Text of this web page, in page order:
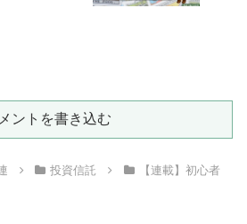
ントを書き込む
投資信託
【連載】初心者